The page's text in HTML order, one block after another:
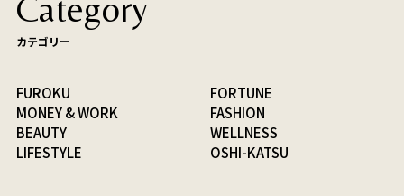
Category
カテゴリー
FUROKU
FORTUNE
MONEY & WORK
FASHION
BEAUTY
WELLNESS
LIFESTYLE
OSHI-KATSU